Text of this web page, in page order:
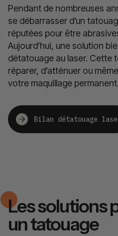
Pendant de nombreuses
se débarrasser d’un
réputées pour être
Aujourd’hui, une solution
détatouage au laser. Cette
réparer, d’atténuer ou
votre maquillage permanent.
Bilan détatouage
Les solutions
un tatouage